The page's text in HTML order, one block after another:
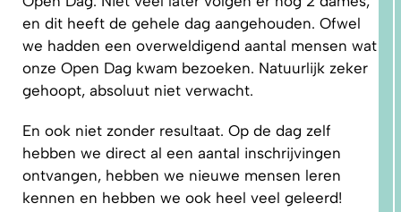
en dit heeft de gehele dag aangehouden. Ofwel
we hadden een overweldigend aantal mensen wat
onze Open Dag kwam bezoeken. Natuurlijk zeker
gehoopt, absoluut niet verwacht.
En ook niet zonder resultaat. Op de dag zelf
hebben we direct al een aantal inschrijvingen
ontvangen, hebben we nieuwe mensen leren
kennen en hebben we ook heel veel geleerd!
GOED?
DAT LIGT
NIET AAN
JOU!